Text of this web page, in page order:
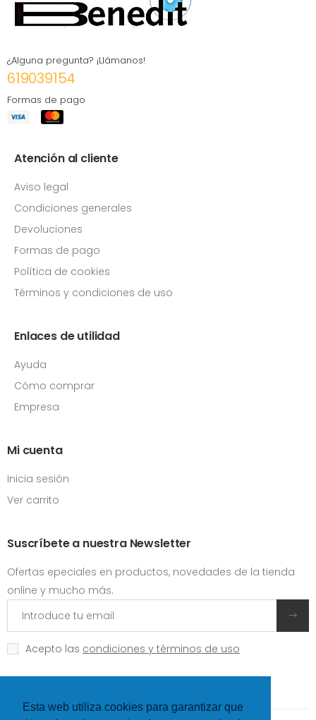
Esta web utiliza cookies para garantizar que
¿Alguna pregunta? ¡Llámanos!
619039154
Formas de pago
Atención al cliente
Aviso legal
Condiciones generales
Devoluciones
Formas de pago
Política de cookies
Términos y condiciones de uso
Enlaces de utilidad
Ayuda
Cómo comprar
Empresa
Mi cuenta
Inicia sesión
Ver carrito
Suscríbete a nuestra Newsletter
Ofertas epeciales en productos, novedades de la tienda
online y mucho más.
Acepto las condiciones y términos de uso